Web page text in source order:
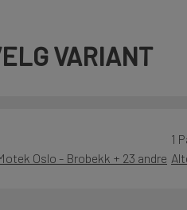
VARIANT
Oslo - Brobekk + 23 andre
1